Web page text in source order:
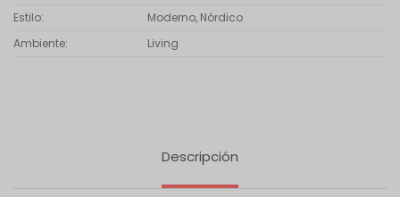
Estilo
Moderno, Nórdico
Ambiente
Living
Descripción